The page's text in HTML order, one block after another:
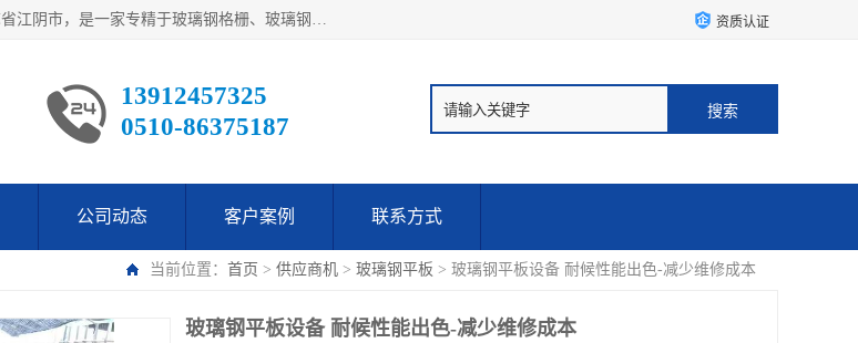
江阴市翔鼎复合材料有限公司,位于美丽富饶的中国经济百强县第一县级市的-江苏省江阴市，是一家专精于玻璃钢格栅、玻璃钢新材料,镀锌钢格板，机械设备生产制造及研发的科技型企业；公司产品已销往了世界多个国家和地区，公司人决心加倍努力愿与广大社会同仁精诚合作共创辉煌！ 资质认证
13912457325
0510-86375187
公司动态 客户案例 联系方式
当前位置： 首页 > 供应商机 > 玻璃钢平板 > 玻璃钢平板设备 耐候性能出色-减少维修成本
玻璃钢平板设备 耐候性能出色-减少维修成本